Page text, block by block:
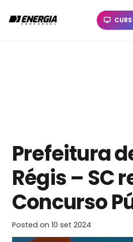
Prefeitura
Régis – SC
Concurso
Posted on 10 set 2024